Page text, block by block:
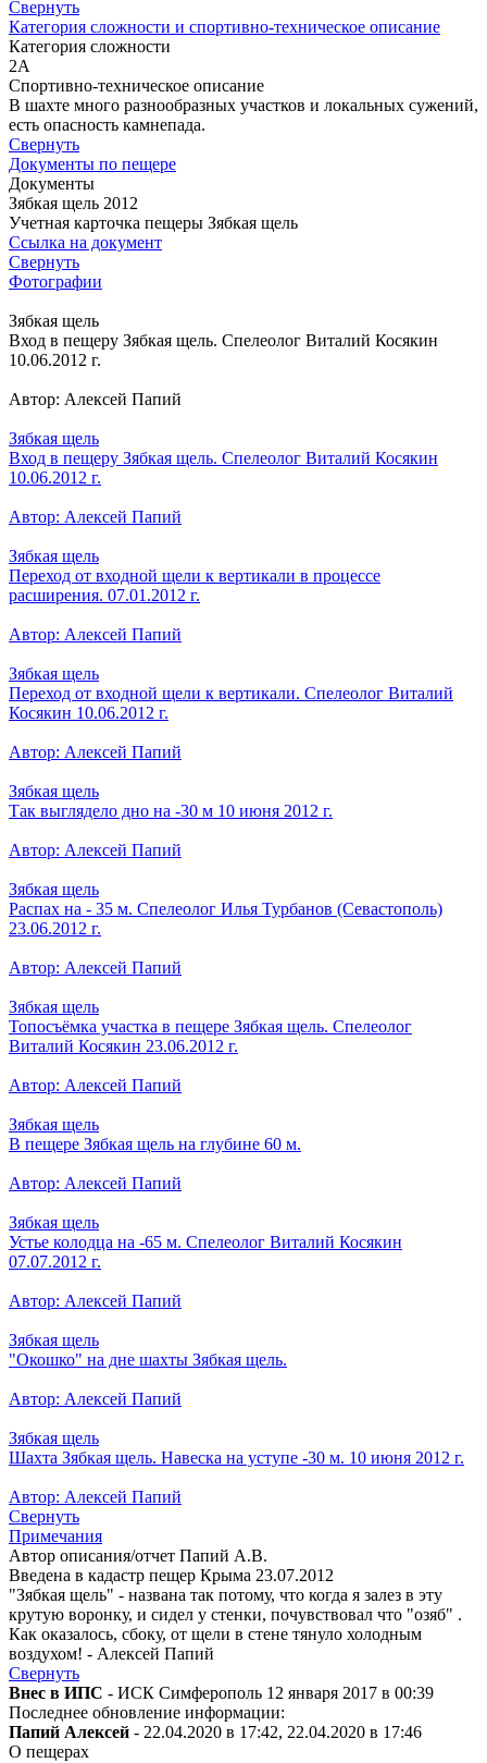
Свернуть
Категория сложности и спортивно-техническое описание
Категория сложности
2А
Спортивно-техническое описание
В шахте много разнообразных участков и локальных сужений,
есть опасность камнепада.
Свернуть
Документы по пещере
Документы
Зябкая щель 2012
Учетная карточка пещеры Зябкая щель
Ссылка на документ
Свернуть
Фотографии
Зябкая щель
Вход в пещеру Зябкая щель. Спелеолог Виталий Косякин
10.06.2012 г.
Автор: Алексей Папий
Зябкая щель
Вход в пещеру Зябкая щель. Спелеолог Виталий Косякин
10.06.2012 г.
Автор: Алексей Папий
Зябкая щель
Переход от входной щели к вертикали в процессе
расширения. 07.01.2012 г.
Автор: Алексей Папий
Зябкая щель
Переход от входной щели к вертикали. Спелеолог Виталий
Косякин 10.06.2012 г.
Автор: Алексей Папий
Зябкая щель
Так выглядело дно на -30 м 10 июня 2012 г.
Автор: Алексей Папий
Зябкая щель
Распах на - 35 м. Спелеолог Илья Турбанов (Севастополь)
23.06.2012 г.
Автор: Алексей Папий
Зябкая щель
Топосъёмка участка в пещере Зябкая щель. Спелеолог
Виталий Косякин 23.06.2012 г.
Автор: Алексей Папий
Зябкая щель
В пещере Зябкая щель на глубине 60 м.
Автор: Алексей Папий
Зябкая щель
Устье колодца на -65 м. Спелеолог Виталий Косякин
07.07.2012 г.
Автор: Алексей Папий
Зябкая щель
"Окошко" на дне шахты Зябкая щель.
Автор: Алексей Папий
Зябкая щель
Шахта Зябкая щель. Навеска на уступе -30 м. 10 июня 2012 г.
Автор: Алексей Папий
Свернуть
Примечания
Автор описания/отчет Папий А.В.
Введена в кадастр пещер Крыма 23.07.2012
"Зябкая щель" - названа так потому, что когда я залез в эту
крутую воронку, и сидел у стенки, почувствовал что "озяб" .
Как оказалось, сбоку, от щели в стене тянуло холодным
воздухом! - Алексей Папий
Свернуть
Внес в ИПС - ИСК Симферополь 12 января 2017 в 00:39
Последнее обновление информации:
Папий Алексей - 22.04.2020 в 17:42, 22.04.2020 в 17:46
О пещерах